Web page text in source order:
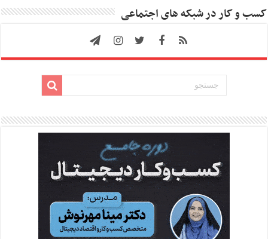
کسب و کار در شبکه های اجتماعی